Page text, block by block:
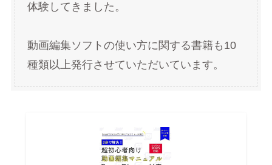
体験してきました。
動画編集ソフトの使い方に関する書籍も10
種類以上発行させていただいています。